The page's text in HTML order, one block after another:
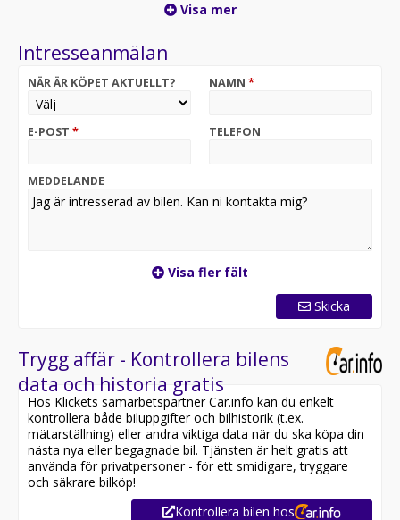
hemleverans i hela Sverige!*
Varmt välkommen till våran anläggning i Örebro!
som kombinerar hög komfort med låg driftkostnad och
välkänd Toyota-kvalitet. Den smidiga bensinmotorn och
vardagspendling och längre resor med familjen.
Kontakta oss för mer information:
Utrustning inkluderar:
Jämför denna bil med någon av våra andra Toyota
https://www.riddermarkbil.se/kopa-bil/?series=avensis
Övrig information om bilen:
Vid blandad körning är förbrukning endast 0.62 l/mil
Besiktigad till och med 2026-10-31
Möjlighet till 12-60 månaders garanti
Servicehistorik:
2016-10-14 - 1612 mil
Visa mer
Intresseanmälan
NÄR ÄR KÖPET AKTUELLT? NAMN *
E-POST * TELEFON
MEDDELANDE
Visa fler fält
Skicka
Trygg affär - Kontrollera bilens
data och historia gratis
Hos Klickets samarbetspartner Car.info kan du enkelt
kontrollera både biluppgifter och bilhistorik (t.ex.
mätarställning) eller andra viktiga data när du ska köpa din
nästa nya eller begagnade bil. Tjänsten är helt gratis att
använda för privatpersoner - för ett smidigare, tryggare
och säkrare bilköp!
Kontrollera bilen hos